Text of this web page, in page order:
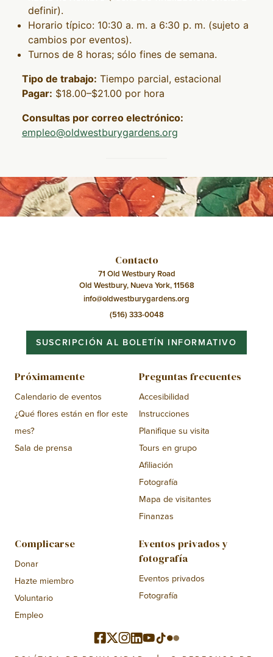
definir).
Horario típico: 10:30 a. m. a 6:30 p. m. (sujeto a
cambios por eventos).
Turnos de 8 horas; sólo fines de semana.
Tipo de trabajo: Tiempo parcial, estacional
Pagar: $18.00–$21.00 por hora
Consultas por correo electrónico:
empleo@oldwestburygardens.org
Contacto
71 Old Westbury Road
Old Westbury, Nueva York, 11568
info@oldwestburygardens.org
(516) 333-0048
SUSCRIPCIÓN AL BOLETÍN INFORMATIVO
Próximamente
Calendario de eventos
¿Qué flores están en flor este
mes?
Sala de prensa
Preguntas frecuentes
Accesibilidad
Instrucciones
Planifique su visita
Tours en grupo
Afiliación
Fotografía
Mapa de visitantes
Finanzas
Complicarse
Donar
Hazte miembro
Voluntario
Empleo
Eventos privados y
fotografía
Eventos privados
Fotografía